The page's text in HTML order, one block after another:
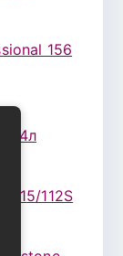
156
4л
115/112S